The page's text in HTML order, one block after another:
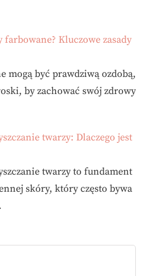
farbowane? Kluczowe zasady
mogą być prawdziwą ozdobą,
by zachować swój zdrowy
twarzy: Dlaczego jest
twarzy to fundament
skóry, który często bywa